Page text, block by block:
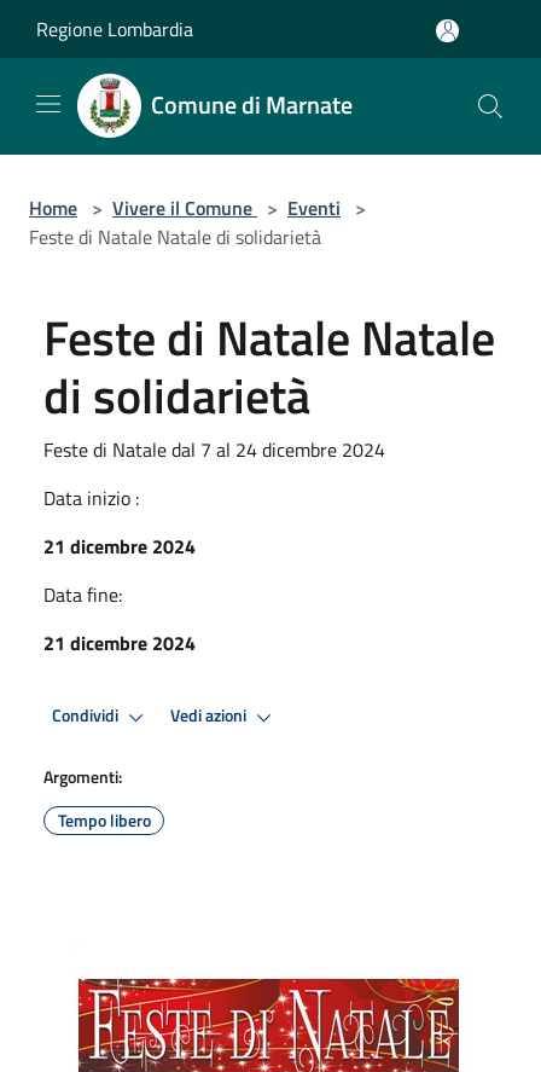
Regione Lombardia
Comune di Marnate
Home > Vivere il Comune > Eventi >
Feste di Natale Natale di solidarietà
Feste di Natale Natale
di solidarietà
Feste di Natale dal 7 al 24 dicembre 2024
Data inizio :
21 dicembre 2024
Data fine:
21 dicembre 2024
Condividi Vedi azioni
Argomenti:
Tempo libero